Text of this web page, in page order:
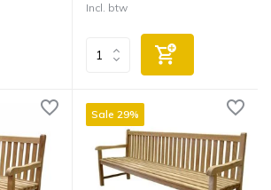
Incl. btw
Sale 29%